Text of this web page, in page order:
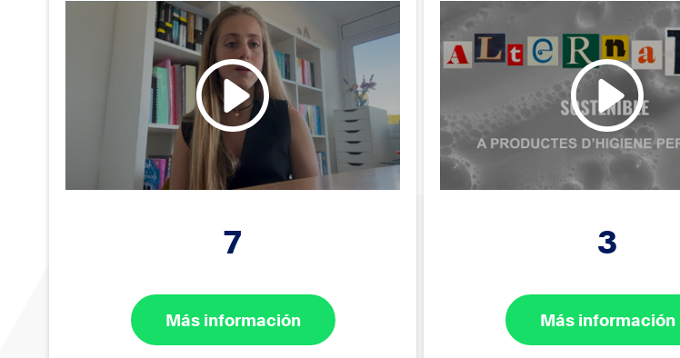
7
Más información
3
Más información